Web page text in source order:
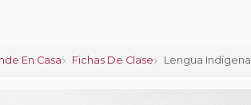
En Casa Fichas De Clase Lengua Indígena